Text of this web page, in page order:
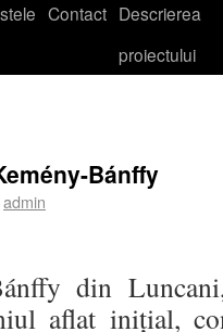
Contact Descrierea
proiectului
Bánffy
admin
din
aflat iniţial,